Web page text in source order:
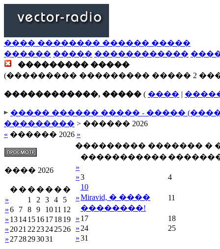
���� �������� ������ �����
������ ����� ������������
��������� �����
(��������� ��������� ����� 2
������������, ����� ( ���� |
����� ������ ����� - �����
��������� > ������ 2026
« ������ 2026 »
���� 2026
� � � � � � �
»
1 2 3 4
5
»6 7 8 9 1011 12
» 13141516171819
» 2021 22 23242526
» 2728293031
��������� ������� �
�����������
»
»3 4
»
10
Miravid, � ����
��������!
11
» 17
18
» 24
25
»31